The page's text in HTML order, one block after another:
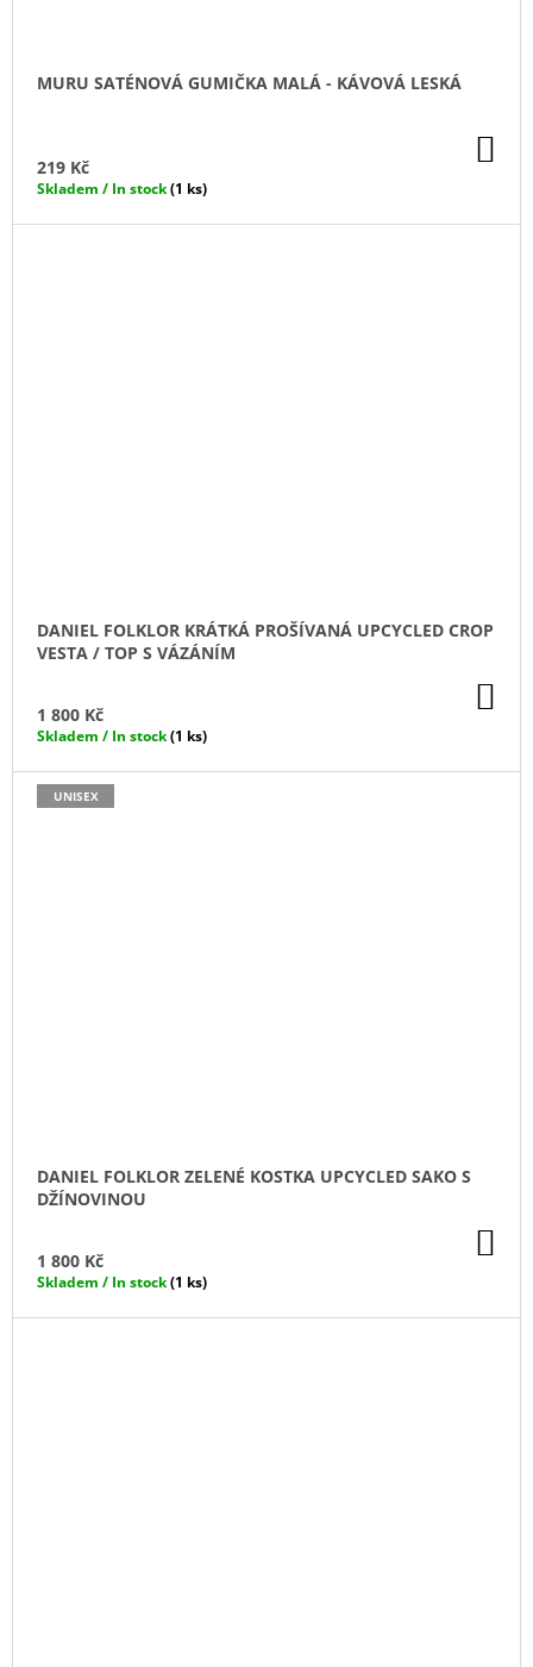
MURU SATÉNOVÁ GUMIČKA MALÁ - KÁVOVÁ LESKÁ
219 Kč
Skladem / In stock(1 ks)
DANIEL FOLKLOR KRÁTKÁ PROŠÍVANÁ UPCYCLED CROP
VESTA / TOP S VÁZÁNÍM
1 800 Kč
Skladem / In stock(1 ks)
UNISEX
DANIEL FOLKLOR ZELENÉ KOSTKA UPCYCLED SAKO S
DŽÍNOVINOU
1 800 Kč
Skladem / In stock(1 ks)